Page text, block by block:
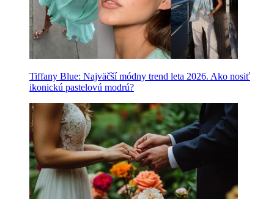
Tiffany Blue: Najväčší módny trend leta 2026. Ako nosiť
ikonickú pastelovú modrú?